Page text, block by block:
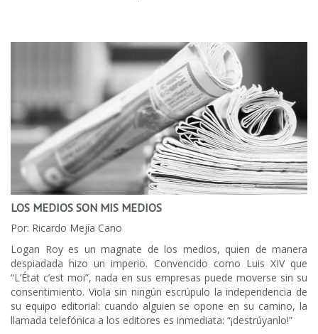
LOS MEDIOS SON MIS MEDIOS
Por: Ricardo Mejía Cano
Logan Roy es un magnate de los medios, quien de manera
despiadada hizo un imperio. Convencido como Luis XIV que
“L’État c’est moi”, nada en sus empresas puede moverse sin su
consentimiento. Viola sin ningún escrúpulo la independencia de
su equipo editorial: cuando alguien se opone en su camino, la
llamada telefónica a los editores es inmediata: “¡destrúyanlo!”